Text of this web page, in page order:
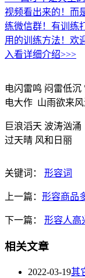
视频看出来的！而
练微信群！有训练
用的训练方法！欢
入看详细介绍>>>
电闪雷鸣 闷雷低
电大作 山雨欲来
巨浪滔天 波涛汹
过天晴 风和日丽
关键词： 形容词
上一篇： 形容商品
下一篇： 形容人高
相关文章
2022-03-19其